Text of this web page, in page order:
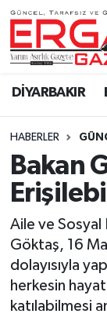
DİYARBAKIR
HABERLER
Bakan
Aile ve Sosyal
Göktaş, 16
dolayısıyla
herkesin
katılabilmesi
BİSMİL
BAĞLAR
ERGANİ
Güncel
Eği̇ti̇m
Resmi
Sağlık
Si̇yaset
Ergani
Ergani
Ergani
Süper Lig
Tüm
Son
Haber